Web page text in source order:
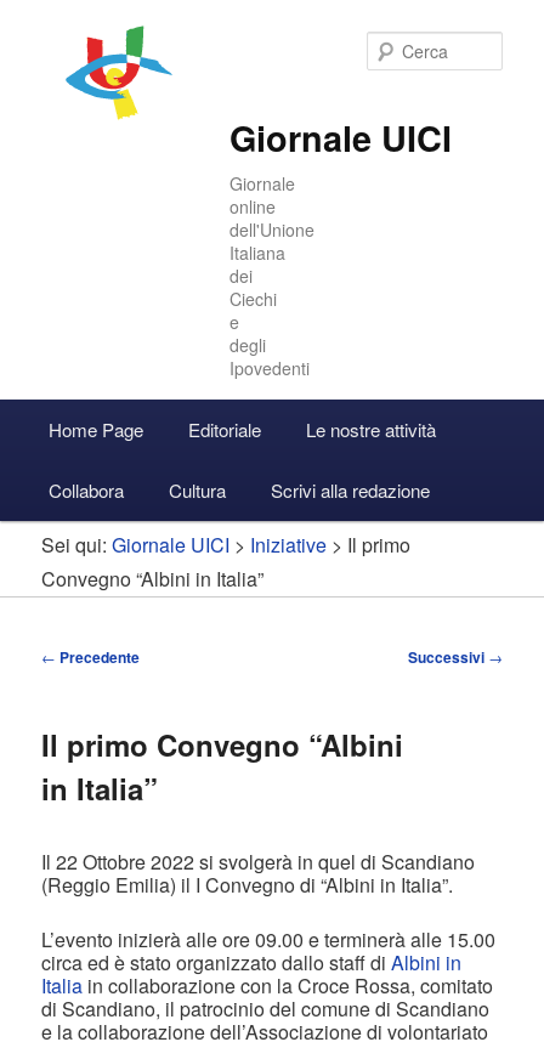
Giornale UICI
Giornale
online
dell'Unione
Italiana
dei
Ciechi
e
degli
Ipovedenti
principale
Vai
al
contenuto
Vai
al
contenuto
Accedi
Home Page Editoriale Le nostre attività
Collabora Cultura Scrivi alla redazione
Sei qui:Giornale UICI > Iniziative > Il primo
Convegno “Albini in Italia”
Navigazione
← Precedente Successivi →
Il primo Convegno “Albini
in Italia”
Il 22 Ottobre 2022 si svolgerà in quel di Scandiano
(Reggio Emilia) il I Convegno di “Albini in Italia”.
L’evento inizierà alle ore 09.00 e terminerà alle 15.00
circa ed è stato organizzato dallo staff diAlbini in
Italia in collaborazione con la Croce Rossa, comitato
di Scandiano, il patrocinio del comune di Scandiano
e la collaborazione dell’Associazione di volontariato